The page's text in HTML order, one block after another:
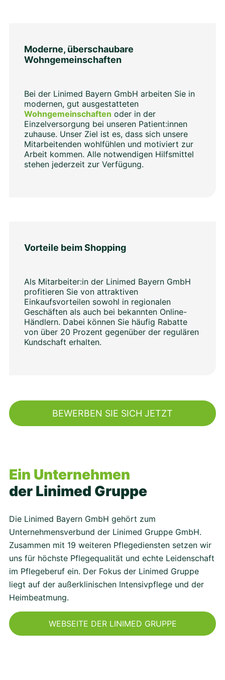
Moderne, überschaubare
Wohngemeinschaften
Bei der Linimed Bayern GmbH arbeiten Sie in
modernen, gut ausgestatteten
Wohngemeinschaften oder in der
Einzelversorgung bei unseren Patient:innen
zuhause. Unser Ziel ist es, dass sich unsere
Mitarbeitenden wohlfühlen und motiviert zur
Arbeit kommen. Alle notwendigen Hilfsmittel
stehen jederzeit zur Verfügung.
Vorteile beim Shopping
Als Mitarbeiter:in der Linimed Bayern GmbH
profitieren Sie von attraktiven
Einkaufsvorteilen sowohl in regionalen
Geschäften als auch bei bekannten Online-
Händlern. Dabei können Sie häufig Rabatte
von über 20 Prozent gegenüber der regulären
Kundschaft erhalten.
BEWERBEN SIE SICH JETZT
Ein Unternehmen
der Linimed Gruppe
Die Linimed Bayern GmbH gehört zum
Unternehmensverbund der Linimed Gruppe GmbH.
Zusammen mit 19 weiteren Pflegediensten setzen wir
uns für höchste Pflegequalität und echte Leidenschaft
im Pflegeberuf ein. Der Fokus der Linimed Gruppe
liegt auf der außerklinischen Intensivpflege und der
Heimbeatmung.
WEBSEITE DER LINIMED GRUPPE